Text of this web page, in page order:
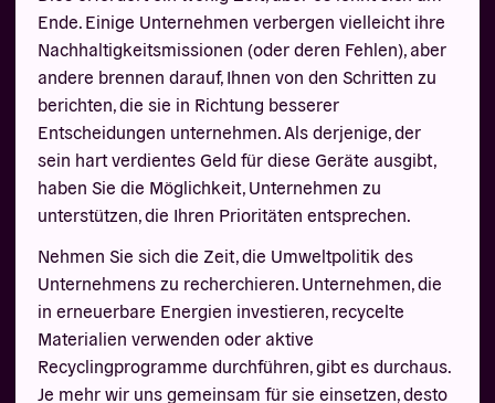
Ende. Einige Unternehmen verbergen vielleicht ihre
Nachhaltigkeitsmissionen (oder deren Fehlen), aber
andere brennen darauf, Ihnen von den Schritten zu
berichten, die sie in Richtung besserer
Entscheidungen unternehmen. Als derjenige, der
sein hart verdientes Geld für diese Geräte ausgibt,
haben Sie die Möglichkeit, Unternehmen zu
unterstützen, die Ihren Prioritäten entsprechen.
Nehmen Sie sich die Zeit, die Umweltpolitik des
Unternehmens zu recherchieren. Unternehmen, die
in erneuerbare Energien investieren, recycelte
Materialien verwenden oder aktive
Recyclingprogramme durchführen, gibt es durchaus.
Je mehr wir uns gemeinsam für sie einsetzen, desto